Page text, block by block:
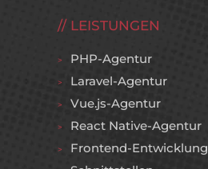
LEISTUNGEN
PHP-Agentur
Laravel-Agentur
Vue.js-Agentur
React Native-Agentur
Frontend-Entwicklung